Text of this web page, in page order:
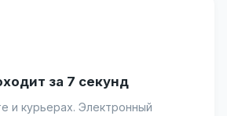
за 7 секунд
и курьерах. Электронный